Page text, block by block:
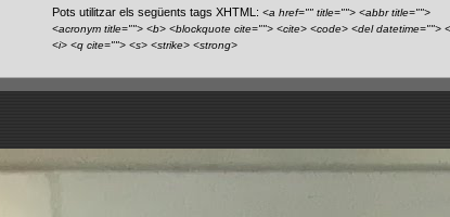
Pots utilitzar els següents tags XHTML: <a href="" title=""> <abbr title="">
<acronym title=""> <b> <blockquote cite=""> <cite> <code> <del datetime="">
<i> <q cite=""> <s> <strike> <strong>